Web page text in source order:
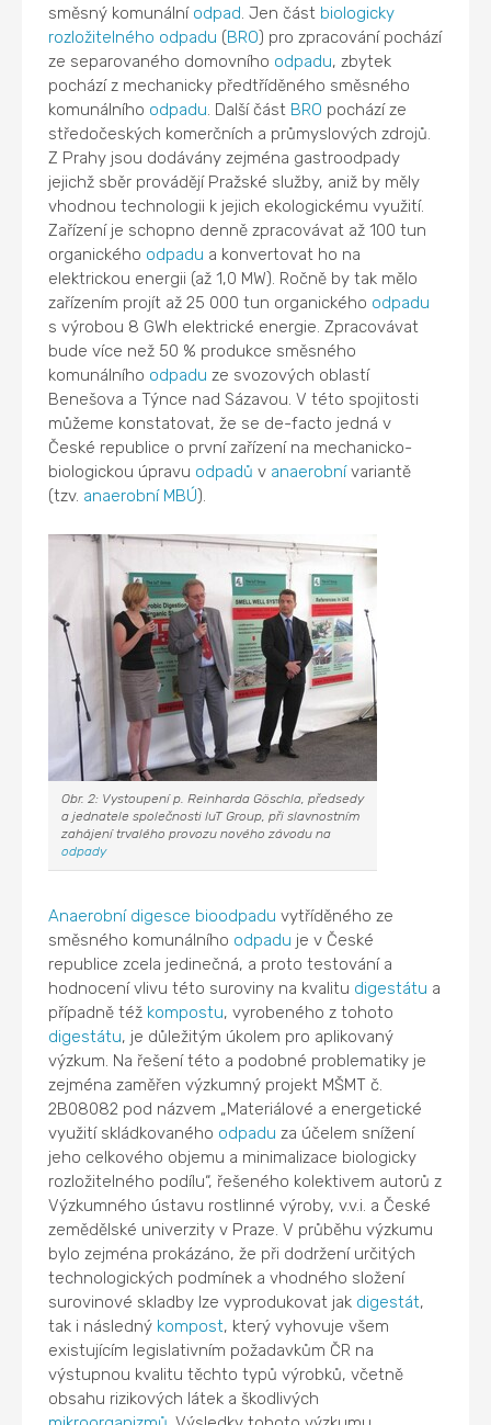
směsný komunální odpad. Jen část biologicky
rozložitelného odpadu (BRO) pro zpracování pochází
ze separovaného domovního odpadu, zbytek
pochází z mechanicky předtříděného směsného
komunálního odpadu. Další část BRO pochází ze
středočeských komerčních a průmyslových zdrojů.
Z Prahy jsou dodávány zejména gastroodpady
jejichž sběr provádějí Pražské služby, aniž by měly
vhodnou technologii k jejich ekologickému využití.
Zařízení je schopno denně zpracovávat až 100 tun
organického odpadu a konvertovat ho na
elektrickou energii (až 1,0 MW). Ročně by tak mělo
zařízením projít až 25 000 tun organického odpadu
s výrobou 8 GWh elektrické energie. Zpracovávat
bude více než 50 % produkce směsného
komunálního odpadu ze svozových oblastí
Benešova a Týnce nad Sázavou. V této spojitosti
můžeme konstatovat, že se de-facto jedná v
České republice o první zařízení na mechanicko-
biologickou úpravu odpadů v anaerobnívariantě
(tzv. anaerobní MBÚ).
Obr. 2: Vystoupení p. Reinharda Göschla, předsedy
a jednatele společnosti IuT Group, při slavnostním
zahájení trvalého provozu nového závodu na
odpady
Anaerobní digesce bioodpadu vytříděného ze
směsného komunálního odpadu je v České
republice zcela jedinečná, a proto testování a
hodnocení vlivu této suroviny na kvalitu digestátu a
případně též kompostu, vyrobeného z tohoto
digestátu, je důležitým úkolem pro aplikovaný
výzkum. Na řešení této a podobné problematiky je
zejména zaměřen výzkumný projekt MŠMT č.
2B08082 pod názvem „Materiálové a energetické
využití skládkovaného odpadu za účelem snížení
jeho celkového objemu a minimalizace biologicky
rozložitelného podílu“, řešeného kolektivem autorů z
Výzkumného ústavu rostlinné výroby, v.v.i. a České
zemědělské univerzity v Praze. V průběhu výzkumu
bylo zejména prokázáno, že při dodržení určitých
technologických podmínek a vhodného složení
surovinové skladby lze vyprodukovat jak digestát,
tak i následný kompost, který vyhovuje všem
existujícím legislativním požadavkům ČR na
výstupnou kvalitu těchto typů výrobků, včetně
obsahu rizikových látek a škodlivých